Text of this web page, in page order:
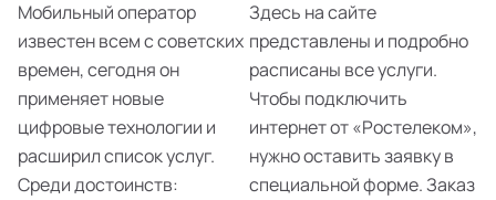
Мобильный оператор
известен всем с советских
времен, сегодня он
применяет новые
цифровые технологии и
расширил список услуг.
Среди достоинств:
Здесь на сайте
представлены и подробно
расписаны все услуги.
Чтобы подключить
интернет от «Ростелеком»,
нужно оставить заявку в
специальной форме. Заказ